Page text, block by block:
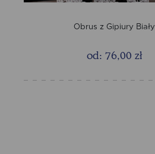
Obrus z Gipiury Biały
od: 76,00 zł